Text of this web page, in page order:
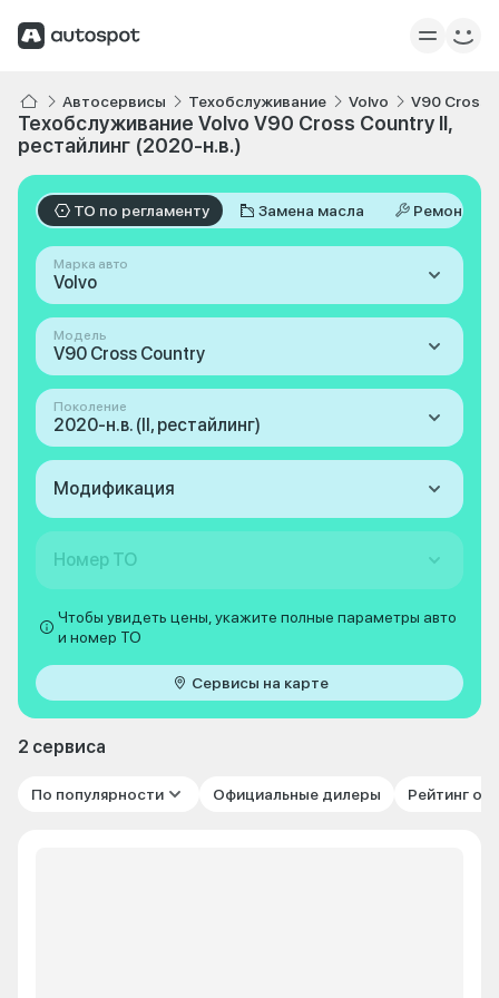
Автосервисы Техобслуживание Volvo V90 Cross
Техобслуживание Volvo V90 Cross Country II,
рестайлинг (2020-н.в.)
ТО по регламенту Замена масла Ремонт
Марка авто
Volvo
Модель
V90 Cross Country
Поколение
2020-н.в. (II, рестайлинг)
Модификация
Номер ТО
Чтобы увидеть цены, укажите полные параметры авто
и номер ТО
Сервисы на карте
2 сервиса
По популярности Официальные дилеры Рейтинг